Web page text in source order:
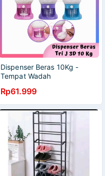
Dispenser Beras 10Kg -
Tempat Wadah
Dispenser Beras Otomatis -
RIce Box Dispenser
Rp61.999